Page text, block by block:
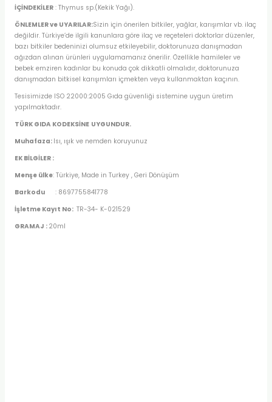
İÇİNDEKİLER : Thymus sp.(Kekik Yağı).
ÖNLEMLER ve UYARILAR:Sizin için önerilen bitkiler, yağlar, karışımlar vb. ilaç
değildir. Türkiye’de ilgili kanunlara göre ilaç ve reçeteleri doktorlar düzenler,
bazı bitkiler bedeninizi olumsuz etkileyebilir, doktorunuza danışmadan
ağızdan alınan ürünleri uygulamamanız önerilir. Özellikle hamileler ve
bebek emziren kadınlar bu konuda çok dikkatli olmalıdır, doktorunuza
danışmadan bitkisel karışımları içmekten veya kullanmaktan kaçının.
Tesisimizde ISO 22000:2005 Gıda güvenliği sistemine uygun üretim
yapılmaktadır.
TÜRK GIDA KODEKSİNE UYGUNDUR.
Muhafaza: Isı, ışık ve nemden koruyunuz
EK BİLGİLER :
Menşe ülke: Türkiye, Made in Turkey , Geri Dönüşüm
Barkodu
: 8697755841778
İşletme Kayıt No: TR-34- K-021529
GRAMAJ : 20ml